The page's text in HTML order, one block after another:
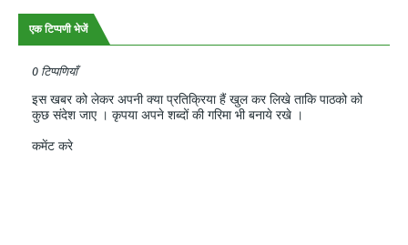
एक टिप्पणी भेजें
0 टिप्पणियाँ
इस खबर को लेकर अपनी क्या प्रतिक्रिया हैं खुल कर लिखे ताकि पाठको को
कुछ संदेश जाए । कृपया अपने शब्दों की गरिमा भी बनाये रखे ।
कमेंट करे